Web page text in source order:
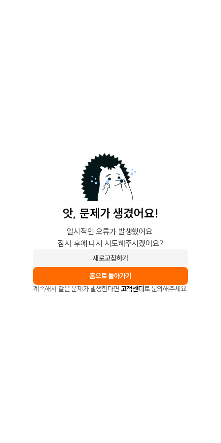
앗, 문제가 생겼어요!
일시적인 오류가 발생했어요.
잠시 후에 다시 시도해주시겠어요?
새로고침하기
홈으로 돌아가기
계속해서 같은 문제가 발생한다면 고객센터로 문의해주세요.